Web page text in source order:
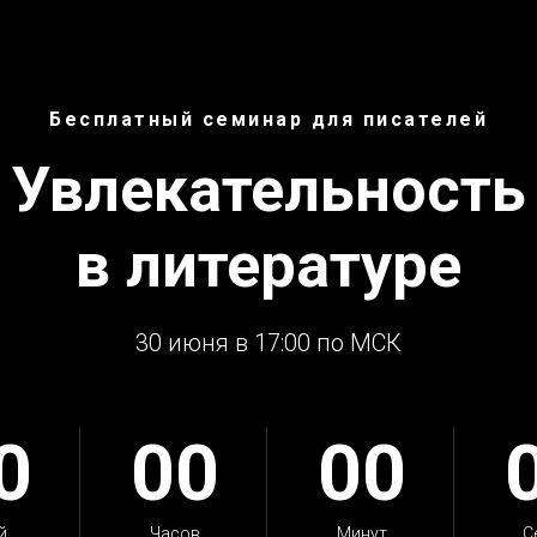
Бесплатный семинар для писателей
Увлекательность
в литературе
30 июня в 17:00 по МСК
00 00